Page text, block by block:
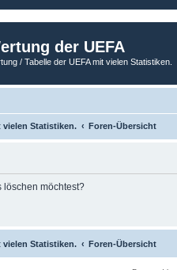
der UEFA
/ Tabelle der UEFA mit vielen Statistiken.
vielen Statistiken. Foren-Übersicht
löschen möchtest?
vielen Statistiken. Foren-Übersicht